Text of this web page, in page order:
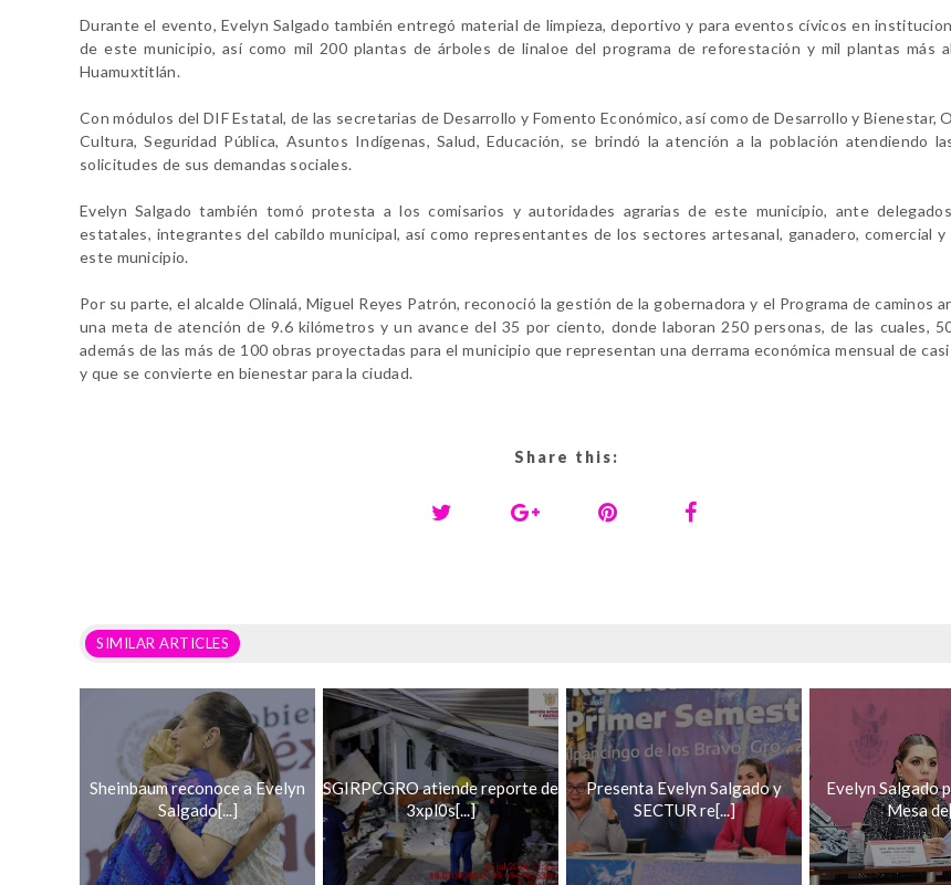
Durante el evento, Evelyn Salgado también entregó material de limpieza, deportivo y para eventos cívicos en
de este municipio, así como mil 200 plantas de árboles de linaloe del programa de reforestación y mil plantas más
Huamuxtitlán.
Con módulos del DIF Estatal, de las secretarias de Desarrollo y Fomento Económico, así como de Desarrollo y Bienestar,
Cultura, Seguridad Pública, Asuntos Indígenas, Salud, Educación, se brindó la atención a la población atendiendo
solicitudes de sus demandas sociales.
Evelyn Salgado también tomó protesta a los comisarios y autoridades agrarias de este municipio, ante
estatales, integrantes del cabildo municipal, así como representantes de los sectores artesanal, ganadero, comercial
este municipio.
Por su parte, el alcalde Olinalá, Miguel Reyes Patrón, reconoció la gestión de la gobernadora y el Programa de caminos
una meta de atención de 9.6 kilómetros y un avance del 35 por ciento, donde laboran 250 personas, de las cuales,
además de las más de 100 obras proyectadas para el municipio que representan una derrama económica mensual de
y que se convierte en bienestar para la ciudad.
Share this:
SIMILAR ARTICLES
Sheinbaum reconoce a Evelyn
Salgado[...]
SGIRPCGRO atiende reporte de
3xpl0s[...]
Presenta Evelyn Salgado y
SECTUR re[...]
Evelyn Salgado
Mesa